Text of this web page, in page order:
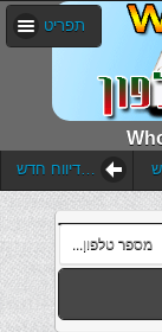
תפריט
הוסף דיווח חדש